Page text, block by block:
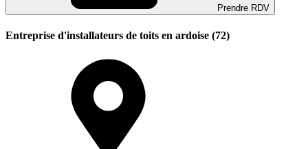
Prendre RDV
Entreprise d'installateurs de toits en ardoise (72)